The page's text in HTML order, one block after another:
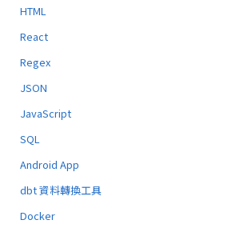
HTML
React
Regex
JSON
JavaScript
SQL
Android App
dbt 資料轉換工具
Docker